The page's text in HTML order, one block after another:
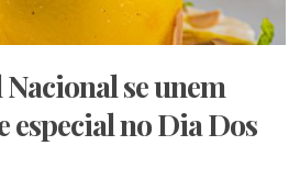
se unem
especial no Dia Dos